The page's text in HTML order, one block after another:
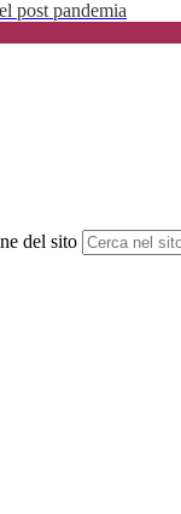
post pandemia
del sito